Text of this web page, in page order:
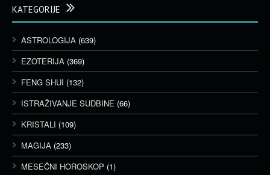
KATEGORIJE
ASTROLOGIJA (639)
EZOTERIJA (369)
FENG SHUI (132)
ISTRAŽIVANJE SUDBINE (66)
KRISTALI (109)
MAGIJA (233)
MESEČNI HOROSKOP (1)